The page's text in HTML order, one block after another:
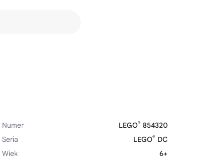
Numer LEGO® 854320
Seria
LEGO® DC
Wiek
6+